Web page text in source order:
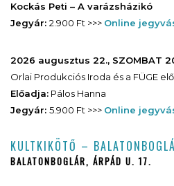
Kockás Peti – A varázsházikó
Jegyár: 2.900 Ft >>> Online
2026 augusztus 22., SZOMBAT
Orlai Produkciós Iroda és a FÜGE
Előadja: Pálos Hanna
Jegyár: 5.900 Ft >>> Online
KULTKIKÖTŐ –
BALATONBOGLÁR, ÁRPÁD U. 17.